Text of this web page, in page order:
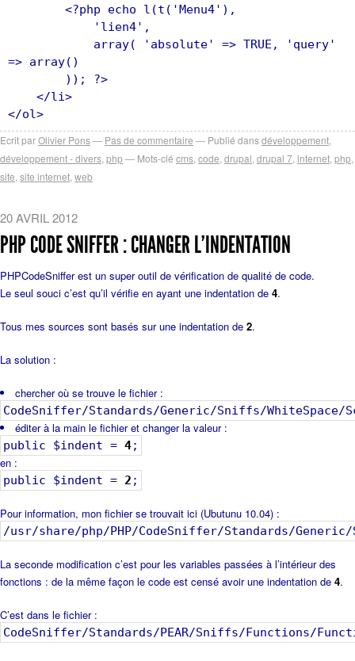
<?php echo l(t('Menu4'),
'lien4',
array( 'absolute' => TRUE, 'query'
=> array()
)); ?>
</li>
</ol>
Ecrit parOlivier Pons Pas de commentaire Publié dansdéveloppement
développement - divers php Mots-clé cms code drupal drupal 7 internet php
site site internet web
20 AVRIL 2012
PHP CODE SNIFFER : CHANGER L’INDENTATION
PHPCodeSniffer est un super outil de vérification de qualité de code.
Le seul souci c’est qu’il vérifie en ayant une indentation de 4.
Tous mes sources sont basés sur une indentation de 2.
La solution :
chercher où se trouve le fichier :
CodeSniffer/Standards/Generic/Sniffs/WhiteSpace/
éditer à la main le fichier et changer la valeur :
public $indent = 4;
en :
public $indent = 2 ;
Pour information, mon fichier se trouvait ici (Ubutunu 10.04) :
/usr/share/php/PHP/CodeSniffer/Standards/
La seconde modification c’est pour les variables passées à l’intérieur des
fonctions : de la même façon le code est censé avoir une indentation de 4.
C’est dans le fichier :
CodeSniffer/Standards/PEAR/Sniffs/Functions/